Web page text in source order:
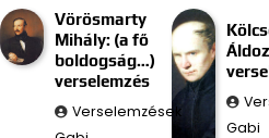
Vörösmarty
Mihály: (a fő
boldogság…)
verselemzés
Verselemzések
Gabi